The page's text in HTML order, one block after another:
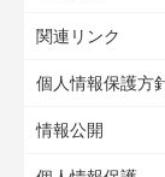
関連リンク
個人情報保護方
情報公開